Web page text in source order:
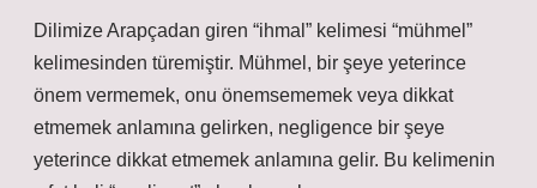
Dilimize Arapçadan giren “ihmal” kelimesi “mühmel”
kelimesinden türemiştir. Mühmel, bir şeye yeterince
önem vermemek, onu önemsememek veya dikkat
etmemek anlamına gelirken, negligence bir şeye
yeterince dikkat etmemek anlamına gelir. Bu kelimenin